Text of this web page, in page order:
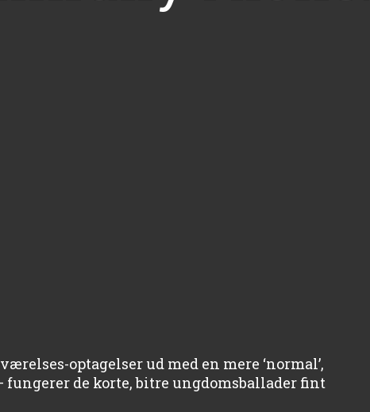
optagelser ud med en mere ‘normal’,
de korte, bitre ungdomsballader fint